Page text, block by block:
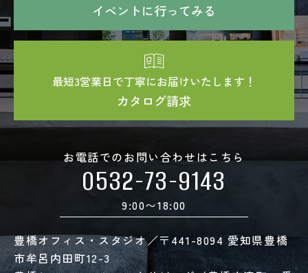
イベントに行ってみる
最短3営業日で丁寧にお届けいたします！
カタログ請求
お電話でのお問い合わせはこちら
0532-73-9143
9:00〜18:00
豊橋オフィス・スタジオ／〒441-8094 愛知県豊橋
市牟呂内田町12-3